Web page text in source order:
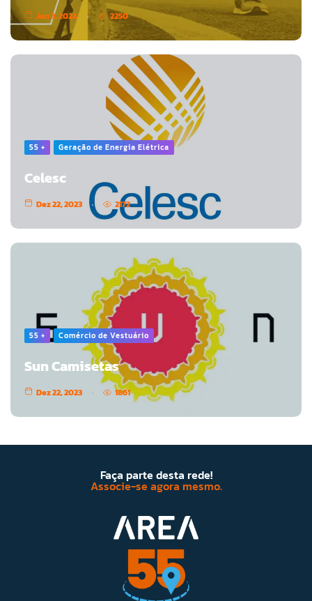
Jan 3, 2024 2250
55 + Geração de Energia Elétrica
Celesc
Dez 22, 2023 2172
55 + Comércio de Vestuário
Sun Camisetas
Dez 22, 2023 1861
Faça parte desta rede!
Associe-se agora mesmo.